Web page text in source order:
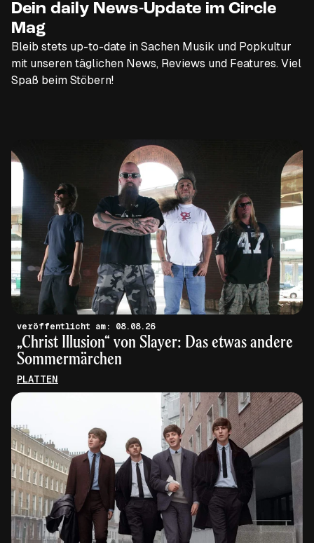
Dein daily News-Update im Circle
Mag
Bleib stets up-to-date in Sachen Musik und Popkultur
mit unseren täglichen News, Reviews und Features. Viel
Spaß beim Stöbern!
veröffentlicht am: 08.08.26
„Christ Illusion“ von Slayer: Das etwas andere
Sommermärchen
PLATTEN